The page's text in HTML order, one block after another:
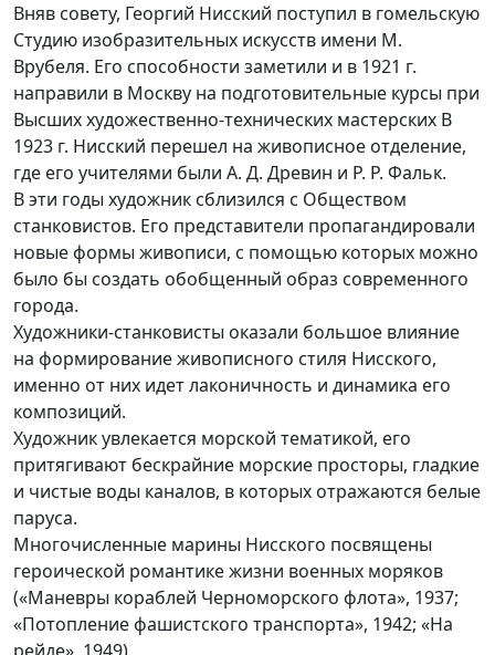
Вняв совету, Георгий Нисский поступил в гомельскую
Студию изобразительных искусств имени М.
Врубеля. Его способности заметили и в 1921 г.
направили в Москву на подготовительные курсы при
Высших художественно-технических мастерских В
1923 г. Нисский перешел на живописное отделение,
где его учителями были А. Д. Древин и Р. Р. Фальк.
В эти годы художник сблизился с Обществом
станковистов. Его представители пропагандировали
новые формы живописи, с помощью которых можно
было бы создать обобщенный образ современного
города.
Художники-станковисты оказали большое влияние
на формирование живописного стиля Нисского,
именно от них идет лаконичность и динамика его
композиций.
Художник увлекается морской тематикой, его
притягивают бескрайние морские просторы, гладкие
и чистые воды каналов, в которых отражаются белые
паруса.
Многочисленные марины Нисского посвящены
героической романтике жизни военных моряков
(«Маневры кораблей Черноморского флота», 1937;
«Потопление фашистского транспорта», 1942; «На